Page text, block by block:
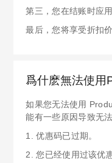
第三，您在结账时应用
最后，您将享受折扣
爲什麽無法使用
如果您无法使用
能有一些原因导致无法
1. 优惠码已过期。
2. 您已经使用过该优